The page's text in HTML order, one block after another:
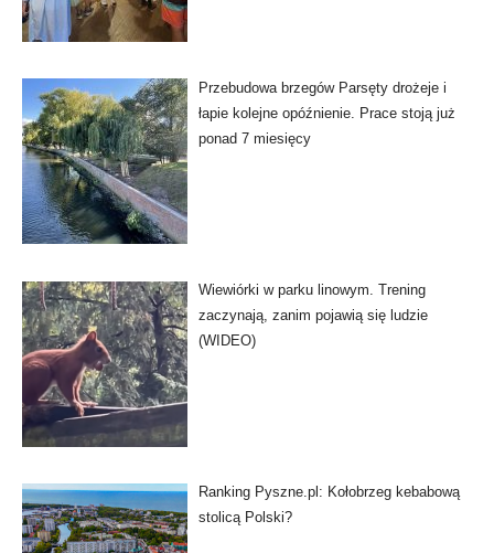
Przebudowa brzegów Parsęty drożeje i
łapie kolejne opóźnienie. Prace stoją już
ponad 7 miesięcy
Wiewiórki w parku linowym. Trening
zaczynają, zanim pojawią się ludzie
(WIDEO)
Ranking Pyszne.pl: Kołobrzeg kebabową
stolicą Polski?